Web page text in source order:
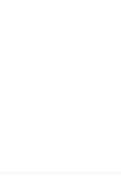
EREPENNING